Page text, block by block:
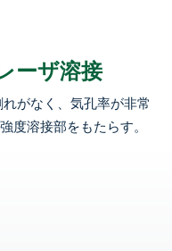
ーザ溶接
がなく、気孔率が非常
度溶接部をもたらす。